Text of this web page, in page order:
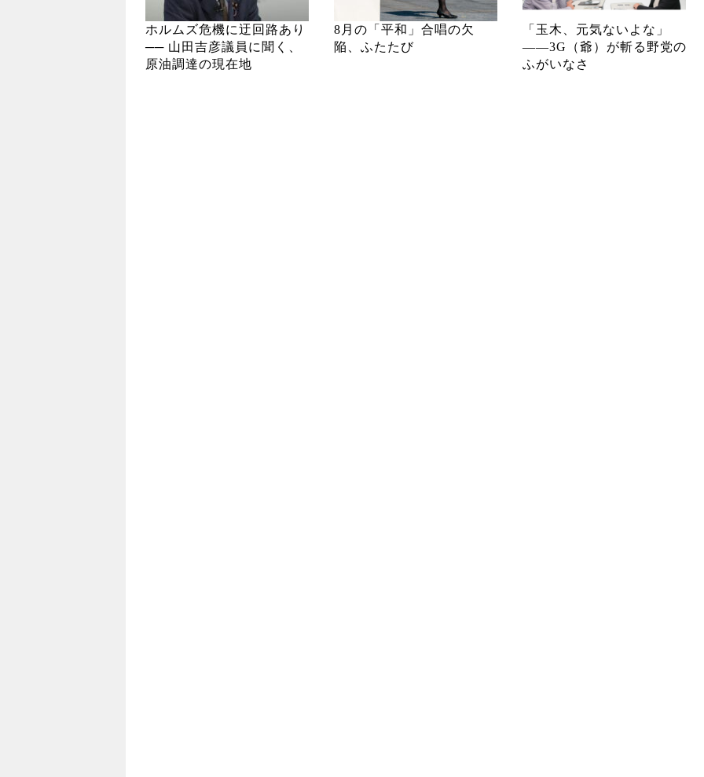
ホルムズ危機に迂回路あり
── 山田吉彦議員に聞く、
原油調達の現在地
8月の「平和」合唱の欠
陥、ふたたび
「玉木、元気ないよな」
――3G（爺）が斬る野党の
ふがいなさ